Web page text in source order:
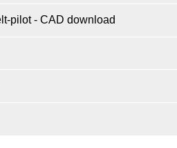
pilot - CAD download